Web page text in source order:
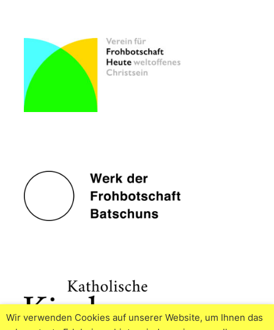
Wir verwenden Cookies auf unserer Website, um Ihnen das